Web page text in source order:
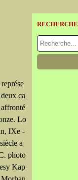
ca
Lo
IXe -
a
photo
Kap
RECHERCHE